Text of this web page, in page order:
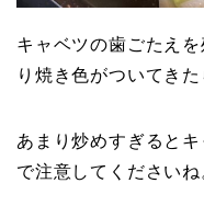
キャベツの歯ごたえ
り焼き色がついてきた
あまり炒めすぎると
で注意してくださいね